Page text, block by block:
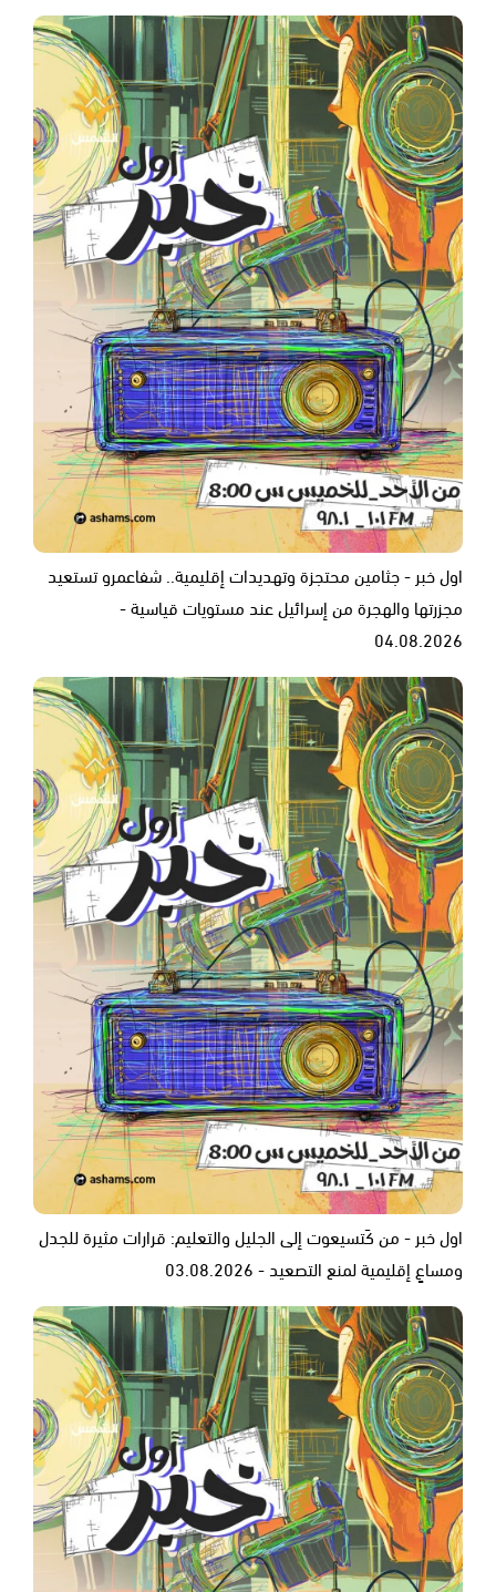
اول خبر - جثامين محتجزة وتهديدات إقليمية.. شفاعمرو تستعيد
مجزرتها والهجرة من إسرائيل عند مستويات قياسية -
04.08.2026
اول خبر - من كَتسيعوت إلى الجليل والتعليم: قرارات مثيرة للجدل
ومساعٍ إقليمية لمنع التصعيد - 03.08.2026